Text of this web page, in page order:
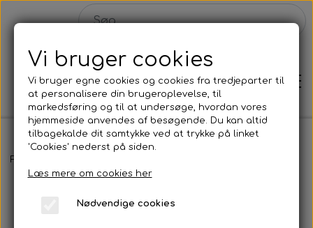
Shop
Forside
Vi bruger cookies
Vi bruger egne cookies og cookies fra tredjeparter til
at personalisere din brugeroplevelse, til
markedsføring og til at undersøge, hvordan vores
hjemmeside anvendes af besøgende. Du kan altid
tilbagekalde dit samtykke ved at trykke på linket
'Cookies' nederst på siden.
Læs mere om cookies her
Nødvendige cookies